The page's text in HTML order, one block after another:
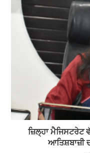
ਜ਼ਿਲ੍ਹਾ ਮੈਜਿਸਟਰੇਟ
ਆਤਿਸ਼ਬਾਜ਼ੀ